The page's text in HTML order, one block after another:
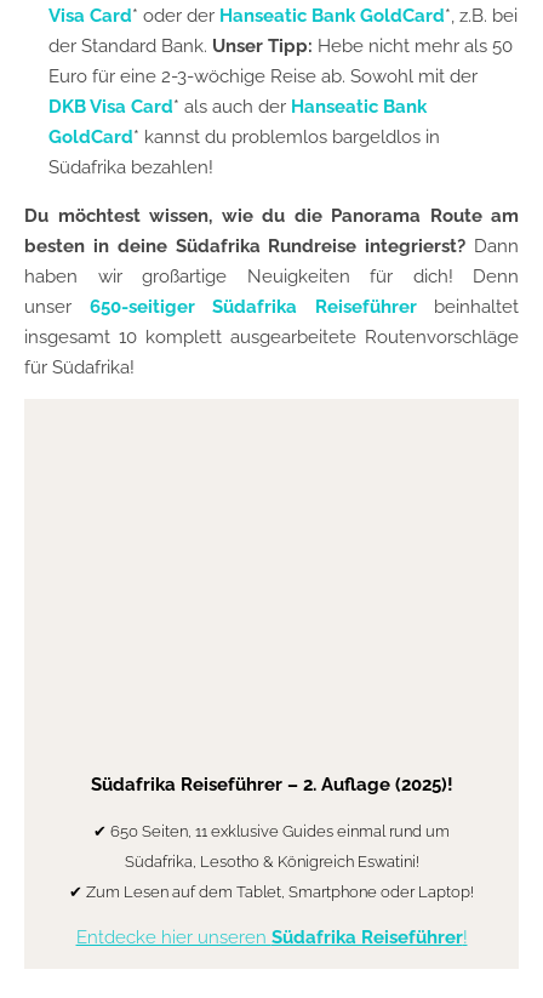
Visa Card* oder der Hanseatic Bank GoldCard*, z.B. bei
der Standard Bank. Unser Tipp: Hebe nicht mehr als 50
Euro für eine 2-3-wöchige Reise ab. Sowohl mit der
DKB Visa Card* als auch der Hanseatic Bank
GoldCard* kannst du problemlos bargeldlos in
Südafrika bezahlen!
Du möchtest wissen, wie du die Panorama Route am
besten in deine Südafrika Rundreise integrierst? Dann
haben wir großartige Neuigkeiten für dich! Denn
unser 650-seitiger Südafrika Reiseführerbeinhaltet
insgesamt 10 komplett ausgearbeitete Routenvorschläge
für Südafrika!
Südafrika Reiseführer – 2. Auflage (2025)!
✔ 650 Seiten, 11 exklusive Guides einmal rund um
Südafrika, Lesotho & Königreich Eswatini!
✔ Zum Lesen auf dem Tablet, Smartphone oder Laptop!
Entdecke hier unseren Südafrika Reiseführer!